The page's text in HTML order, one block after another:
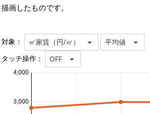
描画したものです。
対象： ㎡家賃（円/㎡） 平均値
タッチ操作： OFF
3,000
4,000